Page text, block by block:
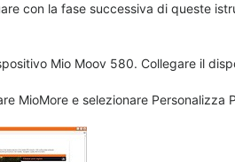
con la fase successiva di queste
Mio Moov 580. Collegare il
MioMore e selezionare Personalizza